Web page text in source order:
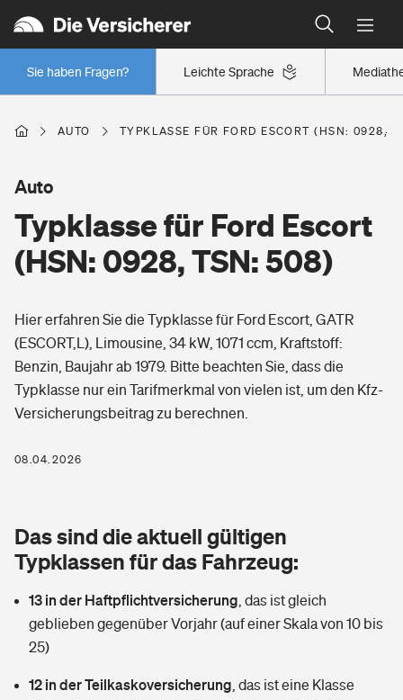
Leichte Sprache
Sie haben Fragen?
Wer versichert was: Jetzt Versicherer finden
Regionalklassen: So ist Ihre Region eingestuft
Wer versichert was: Jetzt Versicherer finden
Berufsunfähigkeitsversicherung
Erwerbsunfähigkeitsversicherung
Grundfähigkeitsversicherung
Arbeitsrechtsschutz
Berufshaftpflichtversicherung
Zur Übersicht
Tools
Wer versichert was: Jetzt Versicherer finden
Sie haben Fragen?
Wohnen
Elementarversicherung
Glasversicherung
Mietkautionsversicherung
Restkreditversicherung
Freizeit
Pri­vate Haft­pflicht­
Kinderunfall­ver­si­che­rung
Kinderinvalidität
Gesundheit
Private Krankenversicherung
Dread-Disease-Versicherung
Tierkrankenversicherung
Zur Übersicht
AUTO TYPKLASSE FÜR FORD ESCORT (HSN: 0928,
Typklasse für Ford Escort
(HSN: 0928, TSN: 508)
Auto
Hier erfahren Sie die Typklasse für Ford Escort, GATR
(ESCORT,L), Limousine, 34 kW, 1071 ccm, Kraftstoff:
Benzin, Baujahr ab 1979. Bitte beachten Sie, dass die
Typklasse nur ein Tarifmerkmal von vielen ist, um den Kfz-
Versicherungsbeitrag zu berechnen.
08.04.2026
Das sind die aktuell gültigen
Typklassen für das Fahrzeug:
13 in der Haftpflichtversicherung das ist gleich
geblieben gegenüber Vorjahr (auf einer Skala von 10 bis
25)
12 in der Teilkaskoversicherung das ist eine Klasse